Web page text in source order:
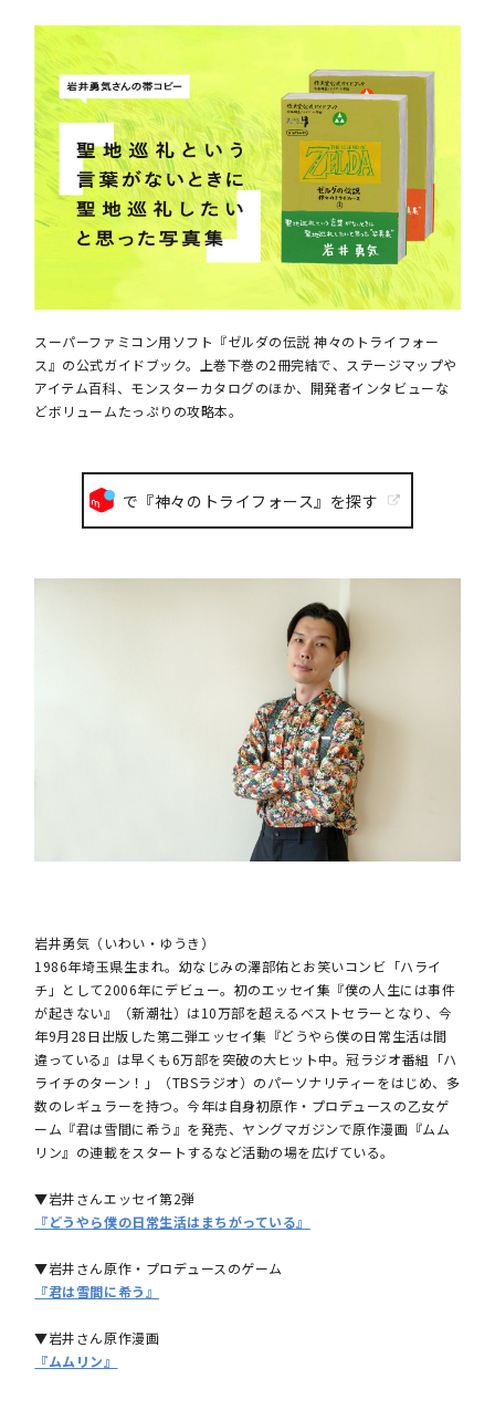
スーパーファミコン用ソフト『ゼルダの伝説 神々のトライフォー
ス』の公式ガイドブック。上巻下巻の2冊完結で、ステージマップや
アイテム百科、モンスターカタログのほか、開発者インタビューな
どボリュームたっぷりの攻略本。
で『神々のトライフォース』を探す
岩井勇気（いわい・ゆうき）
1986年埼玉県生まれ。幼なじみの澤部佑とお笑いコンビ「ハライ
チ」として2006年にデビュー。初のエッセイ集『僕の人生には事件
が起きない』（新潮社）は10万部を超えるベストセラーとなり、今
年9月28日出版した第二弾エッセイ集『どうやら僕の日常生活は間
違っている』は早くも6万部を突破の大ヒット中。冠ラジオ番組「ハ
ライチのターン！」（TBSラジオ）のパーソナリティーをはじめ、多
数のレギュラーを持つ。今年は自身初原作・プロデュースの乙女ゲ
ーム『君は雪間に希う』を発売、ヤングマガジンで原作漫画『ムム
リン』の連載をスタートするなど活動の場を広げている。
▼岩井さんエッセイ第2弾
『どうやら僕の日常生活はまちがっている』
▼岩井さん原作・プロデュースのゲーム
『君は雪間に希う』
▼岩井さん原作漫画
『ムムリン』